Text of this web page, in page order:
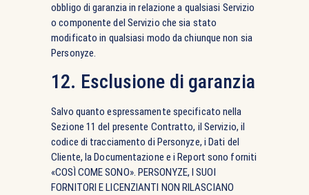
obbligo di garanzia in relazione a qualsiasi Servizio
o componente del Servizio che sia stato
modificato in qualsiasi modo da chiunque non sia
Personyze.
12. Esclusione di garanzia
Salvo quanto espressamente specificato nella
Sezione 11 del presente Contratto, il Servizio, il
codice di tracciamento di Personyze, i Dati del
Cliente, la Documentazione e i Report sono forniti
«COSÌ COME SONO». PERSONYZE, I SUOI
FORNITORI E LICENZIANTI NON RILASCIANO